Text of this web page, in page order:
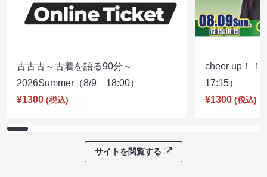
古古古～古着を語る90分～
2026Summer（8/9 18:00）
¥1300 (税込)
cheer up！
17:15）
¥1300 (税込)
サイトを閲覧する